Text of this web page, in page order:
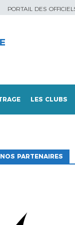
PORTAIL DES
LES CLUBS
NOS PARTENAIRES